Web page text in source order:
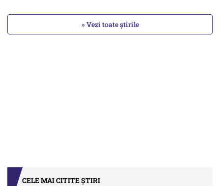
» Vezi toate știrile
CELE MAI CITITE ȘTIRI